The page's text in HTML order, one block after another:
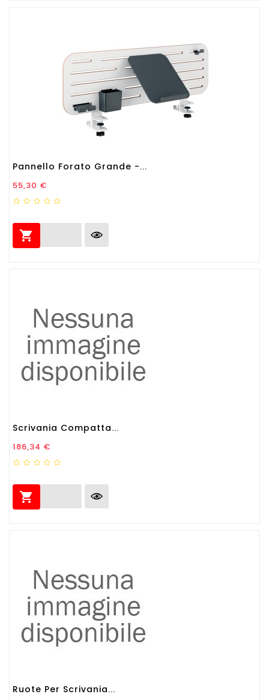
Pannello Forato Grande -...
Prezzo
55,30 €

Scrivania Compatta...
Prezzo
186,34 €

Ruote Per Scrivania...